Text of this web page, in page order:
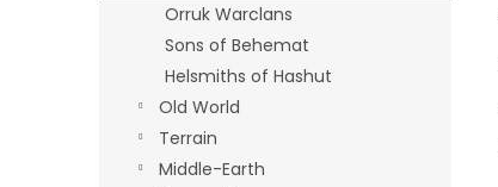
Orruk Warclans
Sons of Behemat
Helsmiths of Hashut
Old World
Terrain
Middle-Earth